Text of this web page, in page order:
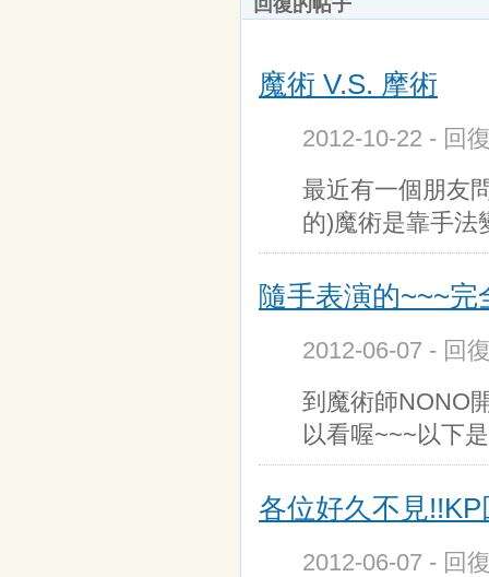
魔術 V.S. 摩術
2012-10-22 - 回
最近有一個朋
的)魔術是靠
隨手表演的~~~
2012-06-07 - 回
到魔術師NONO
以看喔~~~以下
各位好久不見
2012-06-07 - 回